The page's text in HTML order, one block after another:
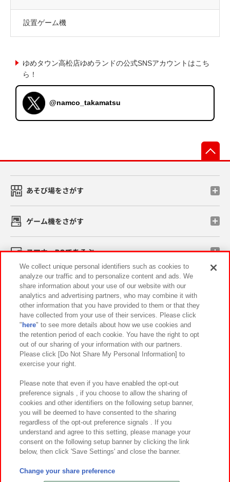
設置ゲーム機
ゆめタウン高松店ゆめランドの公式SNSアカウントはこち
ら！
@namco_takamatsu
あそび場をさがす
ゲーム機をさがす
スマホ・PCであそぶ
イベント・キャンペーン
関連会社 サステナビリティ サイトポリシー
プライバシーポリシー ウェブアクセシビリティ方針と検証結果
お取引先さまとともに
カスタマーハラスメント対応方針 よくあるご質問・お問い合わせ
©Bandai Namco Amusement Inc.
©Bandai Namco Amusement Lab Inc.
We collect unique personal identifiers such as cookies to
analyze our traffic and to personalize content and ads. We
share information about your use of our website with our
analytics and advertising partners, who may combine it with
other information that you have provided to them or that they
have collected from your use of their services. Please click
" here" to see more details about how we use cookies and
the retention period of each cookie. You have the right to opt
out of our sharing of your information with our partners.
Please click [Do Not Share My Personal Information] to
exercise your right.
Please note that even if you have enabled the opt-out
preference signals , if you choose to allow the sharing of
cookies and other identifiers on the following setup banner,
you will be deemed to have consented to the sharing
regardless of the opt-out preference signals . If you
understand and agree to this setting, please manage your
consent on the following setup banner by clicking the link
below, then click 'Save Settings' and close the banner.
Change your share preference